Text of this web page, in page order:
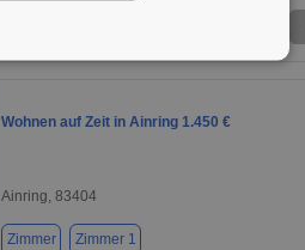
Wohnen auf Zeit in Ainring 1.450 €
Ainring, 83404
Zimmer Zimmer 1